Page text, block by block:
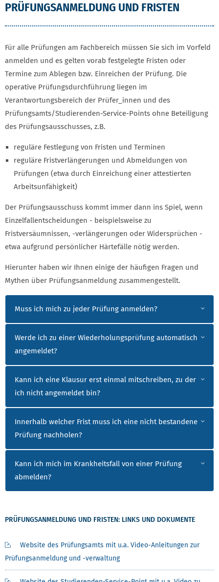
PRÜFUNGSANMELDUNG UND FRISTEN
Für alle Prüfungen am Fachbereich müssen Sie sich im Vorfeld
anmelden und es gelten vorab festgelegte Fristen oder
Termine zum Ablegen bzw. Einreichen der Prüfung. Die
operative Prüfungsdurchführung liegen im
Verantwortungsbereich der Prüfer_innen und des
Prüfungsamts/Studierenden-Service-Points ohne Beteiligung
des Prüfungsausschusses, z.B.
reguläre Festlegung von Fristen und Terminen
reguläre Fristverlängerungen und Abmeldungen von
Prüfungen (etwa durch Einreichung einer attestierten
Arbeitsunfähigkeit)
Der Prüfungsausschuss kommt immer dann ins Spiel, wenn
Einzelfallentscheidungen - beispielsweise zu
Fristversäumnissen, -verlängerungen oder Widersprüchen -
etwa aufgrund persönlicher Härtefälle nötig werden.
Hierunter haben wir Ihnen einige der häufigen Fragen und
Mythen über Prüfungsanmeldung zusammengestellt.
Muss ich mich zu jeder Prüfung anmelden?
Werde ich zu einer Wiederholungsprüfung automatisch
angemeldet?
Kann ich eine Klausur erst einmal mitschreiben, zu der
ich nicht angemeldet bin?
Innerhalb welcher Frist muss ich eine nicht bestandene
Prüfung nachholen?
Kann ich mich im Krankheitsfall von einer Prüfung
abmelden?
PRÜFUNGSANMELDUNG UND FRISTEN: LINKS UND DOKUMENTE
Website des Prüfungsamts mit u.a. Video-Anleitungen zur
Prüfungsanmeldung und -verwaltung